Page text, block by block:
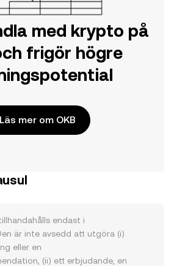
med krypto på
frigör högre
Läs mer om OKB
endast i
är inte avsedd att utgöra (i)
eller en
(ii) ett erbjudande, en